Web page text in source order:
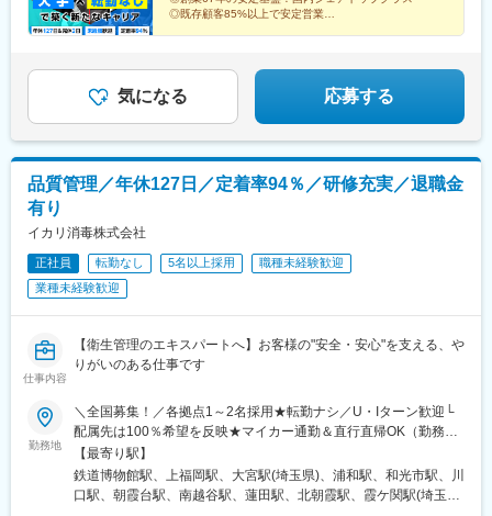
岡市 熊本県／熊本市 鹿児島県／鹿児島市※詳しい
所在地は当社HPをご覧ください。
京成金町駅、北千住駅、分倍河原駅、汐留駅、秋葉原駅、高田馬
場駅、立川駅、小竹向原駅、下北沢駅、上野駅、大塚駅前駅、井
駅、国立駅、神保町駅、九段下駅、浜松町駅、五反田駅、要町
駅、笹塚駅、武蔵砂川駅、淵野辺駅、愛甲石田駅、新羽駅、善行
駅、横浜駅、京急川崎駅、相模原駅、武蔵中原駅、三ツ境駅、武
模原駅、鶴見駅、上大岡駅、桜木町駅、小田原駅、長津田駅、海
老名駅(相模線)、あざみ野駅、本厚木駅、新百合ケ丘駅、相模大野
神線)、京橋駅(大阪府)、堺筋本町駅、和泉府中駅、鶴橋駅、東梅
高槻駅、新今宮駅前駅、北野田駅、西梅田駅、森ノ宮駅、谷町六
丁目駅、新今宮駅、茨木駅、西大橋駅、都島駅、天下茶屋駅、淀
駅、長田駅(大阪府)、春田駅、覚王山駅、知立駅、近鉄名古屋駅、
金山駅(愛知県)、共和駅、伏見駅(愛知県)、豊橋駅、矢場町駅、藤
崎駅、大曽根駅、神宮前駅、豊田市駅、三郷駅(愛知県)、一社駅、
鳴海駅、池下駅、江南駅(愛知県)、岩塚駅、神領駅、桜山駅、刈谷
駅、西春駅、塩釜口駅、大元駅、岡山駅、中庄駅、東岡山駅、西
大寺駅、新倉敷駅、上島駅、浜松駅、曳馬駅、天竜川駅、助信
駅、八幡駅(静岡県)、企救丘駅、南小倉駅、香春口三萩野駅、折尾
駅、小倉駅(福岡県)、黒崎駅、上鳥羽口駅、京都駅、竹田駅(京都
◎既存顧客85%以上で安定営業
気になる 応募する
品質管理／年休127日／定着率94％／研修充実／退職金
有り
イカリ消毒株式会社
正社員 転勤なし 5名以上採用
職種未経験歓迎
業種未経験歓迎
仕事内容
【衛生管理のエキスパートへ】お客様の"安全・安心"を支える、や
りがいのある仕事です
勤務地
＼全国募集！／各拠点1～2名採用★転勤ナシ／U・Iターン歓迎└
配属先は100％希望を反映★マイカー通勤＆直行直帰OK（勤務地
や現場による）＼積極採用エリア／【北海道】北海道／旭川市、
北見市、釧路市【東北】宮城県／仙台市【関東】茨城県／つくば
市 東京都／江東区、町田市、武蔵村山市 埼玉県
【最寄り駅】
鉄道博物館駅、上福岡駅、大宮駅(埼玉県)、浦和駅、和光市駅、川
口駅、朝霞台駅、南越谷駅、蓮田駅、北朝霞駅、霞ケ関駅(埼玉